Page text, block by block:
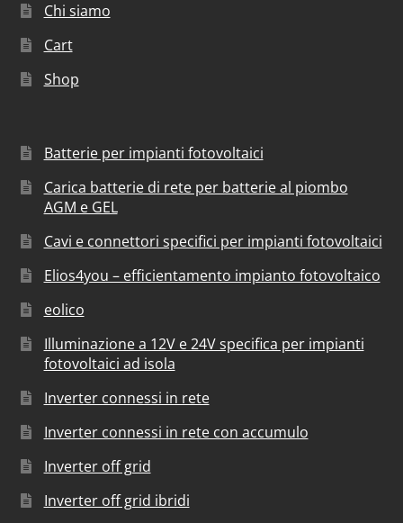
Chi siamo
Cart
Shop
Batterie per impianti fotovoltaici
Carica batterie di rete per batterie al piombo
AGM e GEL
Cavi e connettori specifici per impianti fotovoltaici
Elios4you – efficientamento impianto fotovoltaico
eolico
Illuminazione a 12V e 24V specifica per impianti
fotovoltaici ad isola
Inverter connessi in rete
Inverter connessi in rete con accumulo
Inverter off grid
Inverter off grid ibridi